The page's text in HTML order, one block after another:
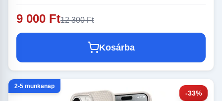
9 000 Ft12 300 Ft
Kosárba
-33%
2-5 munkanap